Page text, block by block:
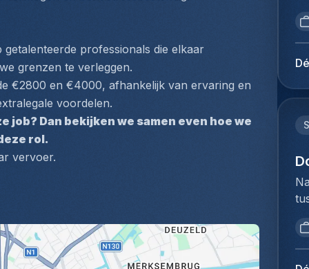
getalenteerde professionals die elkaar
grenzen te verleggen.
de €2800 en €4000, afhankelijk van ervaring en
voordelen.
Dan bekijken we samen even hoe we
rol.
vervoer.
in
in